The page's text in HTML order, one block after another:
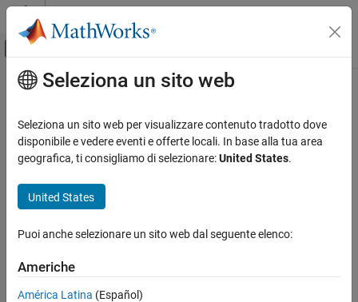
Vai al contenuto
Attiva/disattiva menu di navigazione
Pagina iniziale della documentazione
Contenuto principale
Seleziona un sito web
Seleziona un sito web per visualizzare contenuto tradotto dove
disponibile e vedere eventi e offerte locali. In base alla tua area
geografica, ti consigliamo di selezionare:United States.
United States
Puoi anche selezionare un sito web dal seguente elenco:
Americhe
América Latina (Español)